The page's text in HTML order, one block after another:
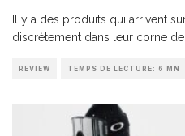
Il y a des produits qui arrivent
discrètement dans leur corne de
REVIEW TEMPS DE LECTURE: 6 MN